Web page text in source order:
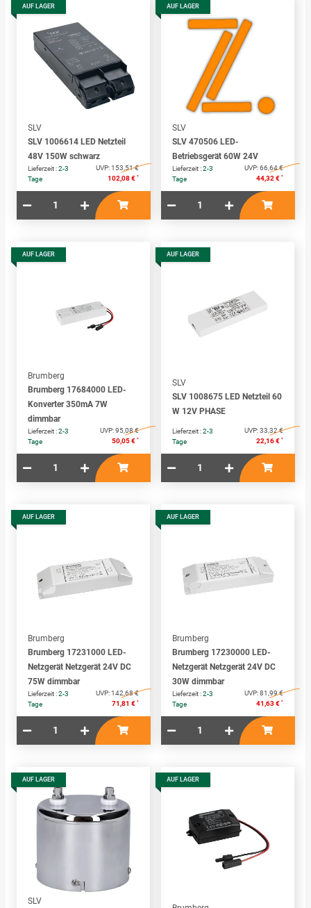
AUF LAGER
SLV
SLV 1006614 LED Netzteil
48V 150W schwarz
Lieferzeit :2-3
Tage
UVP:153,51 €
102,08 € *
AUF LAGER
SLV
SLV 470506 LED-
Betriebsgerät 60W 24V
Lieferzeit :2-3
Tage
UVP:66,64 €
44,32 € *
AUF LAGER
Brumberg
Brumberg 17684000 LED-
Konverter 350mA 7W
dimmbar
Lieferzeit :2-3
Tage
UVP:95,08 €
50,05 € *
AUF LAGER
SLV
SLV 1008675 LED Netzteil 60
W 12V PHASE
Lieferzeit :2-3
Tage
UVP:33,32 €
22,16 € *
AUF LAGER
Brumberg
Brumberg 17231000 LED-
Netzgerät Netzgerät 24V DC
75W dimmbar
Lieferzeit :2-3
Tage
UVP:142,68 €
71,81 € *
AUF LAGER
Brumberg
Brumberg 17230000 LED-
Netzgerät Netzgerät 24V DC
30W dimmbar
Lieferzeit :2-3
Tage
UVP:81,99 €
41,63 € *
AUF LAGER
SLV
AUF LAGER